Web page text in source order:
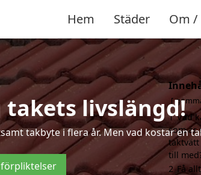
Hem Städer Om
takets livslängd!
takbyte i flera år. Men vad kostar en
förpliktelser
1 Vad
som är
taktvätt
till
2 Få